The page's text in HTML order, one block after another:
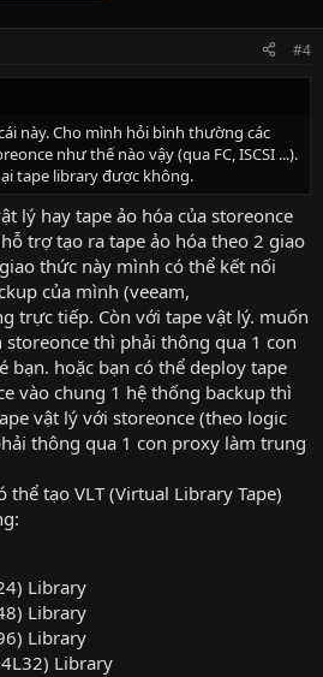
#4
này. Cho mình hỏi bình thường các
như thế nào vậy (qua FC, ISCSI ...).
tape library được không.
lý hay tape ảo hóa của storeonce
trợ tạo ra tape ảo hóa theo 2 giao
thức này mình có thể kết nối
của mình (veeam,
trực tiếp. Còn với tape vật lý. muốn
thì phải thông qua 1 con
bạn. hoặc bạn có thể deploy tape
vào chung 1 hệ thống backup thì
vật lý với storeonce (theo logic
thông qua 1 con proxy làm trung
tạo VLT (Virtual Library Tape)
Library
Library
Library
Library